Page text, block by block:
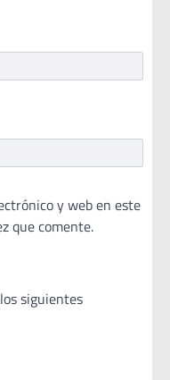
y web en este
que comente.
siguientes